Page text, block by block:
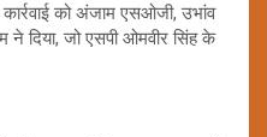
को अंजाम एसओजी, उभांव
ने दिया, जो एसपी ओमवीर सिंह के